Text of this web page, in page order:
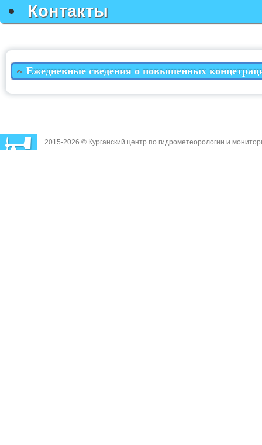
Контакты
Ежедневные сведения о повышенных
2015-2026 © Курганский центр по гидрометеорологии и